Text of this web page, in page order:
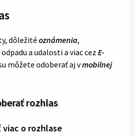
dôležité oznámenia,
a udalosti a viac cez E-
môžete odoberať aj vmobilnej
rozhlas
o rozhlase